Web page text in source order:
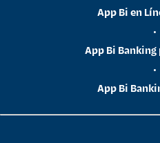
App Bi en
•
App Bi
•
App Bi